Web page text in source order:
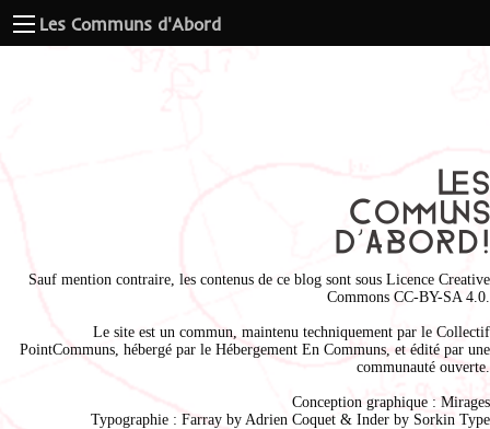
Les Communs d'Abord
Sauf mention contraire, les contenus de ce blog sont sous Licence Creative
Commons CC-BY-SA 4.0
Le site est un commun, maintenu techniquement par le Collectif
PointCommuns , hébergé par le Hébergement En Communs , et édité par une
communauté ouverte.
Conception graphique : Mirages
Typographie : Farray by Adrien Coquet & Inder by Sorkin Type